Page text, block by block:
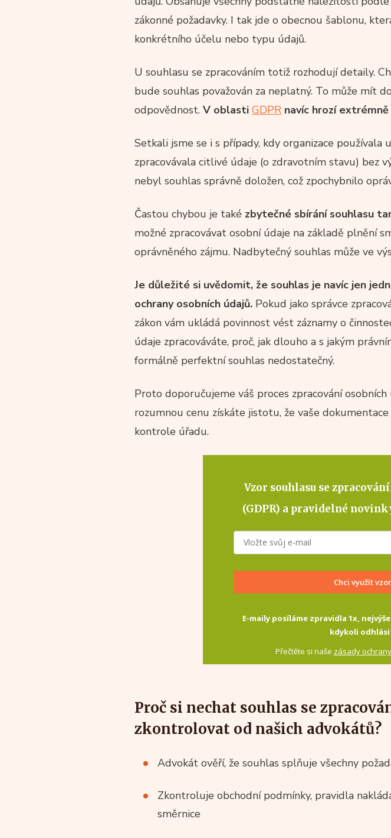
zákonné požadavky. I tak jde o obecnou šablonu,
konkrétního účelu nebo typu údajů.
U souhlasu se zpracováním totiž rozhodují detaily.
bude souhlas považován za neplatný. To může mít
odpovědnost. V oblasti GDPR navíc hrozí
Setkali jsme se i s případy, kdy organizace používala
zpracovávala citlivé údaje (o zdravotním stavu) bez
nebyl souhlas správně doložen, což zpochybnilo
Častou chybou je také zbytečné sbírání souhlasu
možné zpracovávat osobní údaje na základě plnění
oprávněného zájmu. Nadbytečný souhlas může ve
Je důležité si uvědomit, že souhlas je navíc jen
ochrany osobních údajů. Pokud jako správce
zákon vám ukládá povinnost vést záznamy o
údaje zpracováváte, proč, jak dlouho a s jakým
formálně perfektní souhlas nedostatečný.
Proto doporučujeme váš proces zpracování
rozumnou cenu získáte jistotu, že vaše
kontrole úřadu.
Vzor souhlasu se
(GDPR) a pravidelné
Chci využít vzor
E-maily posíláme zpravidla 1x,
kdykoli
Přečtěte si naše zásady
Proč si nechat souhlas se
zkontrolovat od našich advokátů?
Advokát ověří, že souhlas splňuje všechny
Zkontroluje obchodní podmínky, pravidla
směrnice